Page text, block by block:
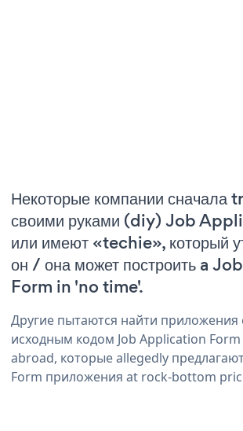
Некоторые компании сначала
своими руками (diy) Job
или имеют «techie», который
он / она может построить a
Form in 'no time'.
Другие пытаются найти приложения
исходным кодом Job Application
abroad, которые allegedly
Form приложения at rock-bottom